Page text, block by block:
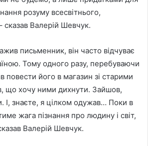
розуму всесвітнього,
сказав Валерій Шевчук.
письменник, він часто відчуває
Тому одного разу, перебуваючи
повести його в магазин зі старими
що хочу ними дихнути. Зайшов,
І, знаєте, я цілком одужав… Поки в
жага пізнання про людину і світ,
Валерій Шевчук.